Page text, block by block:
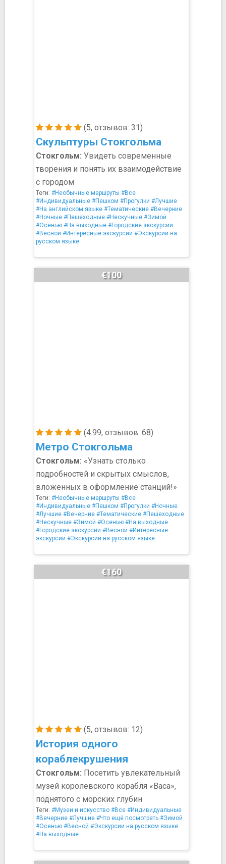
(5, отзывов: 31)
Скульптуры Стокгольма
Стокгольм: Увидеть современные
творения и понять их взаимодействие
с городом
Теги: #Необычные маршруты #Все
#Индивидуальные #Пешком #Прогулки #Лучшие
#На английском языке #Тематические #Вечерние
#Ночные #Пешеходные #Нескучные #Зимой
#Осенью #На выходные #Городские экскурсии
#Весной #Интересные экскурсии #Экскурсии на
русском языке
(4.99, отзывов: 68)
Метро Стокгольма
€100
Стокгольм: «Узнать столько
подробностей и скрытых смыслов,
вложенных в оформление станций!»
Теги: #Необычные маршруты #Все
#Индивидуальные #Пешком #Прогулки #Ночные
#Лучшие #Вечерние #Тематические #Пешеходные
#Нескучные #Зимой #Осенью #На выходные
#Городские экскурсии #Весной #Интересные
экскурсии #Экскурсии на русском языке
(5, отзывов: 12)
История одного
кораблекрушения
€160
Стокгольм: Посетить увлекательный
музей королевского корабля «Васа»,
поднятого с морских глубин
Теги: #Музеи и искусство #Все #Индивидуальные
#Вечерние #Лучшие #Что ещё посмотреть #Зимой
#Осенью #Весной #Экскурсии на русском языке
#На выходные